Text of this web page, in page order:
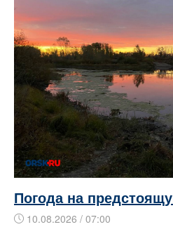
Погода на
10.08.2026 / 07:00